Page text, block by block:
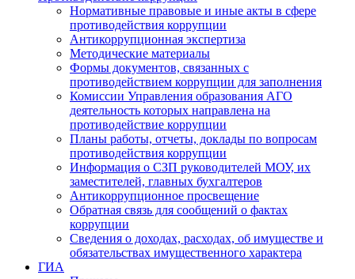
Нормативные правовые и иные акты в сфере
противодействия коррупции
Антикоррупционная экспертиза
Методические материалы
Формы документов, связанных с
противодействием коррупции для заполнения
Комиссии Управления образования АГО
деятельность которых направлена на
противодействие коррупции
Планы работы, отчеты, доклады по вопросам
противодействия коррупции
Информация о СЗП руководителей МОУ, их
заместителей, главных бухгалтеров
Антикоррупционное просвещение
Обратная связь для сообщений о фактах
коррупции
Сведения о доходах, расходах, об имуществе и
обязательствах имущественного характера
ГИА